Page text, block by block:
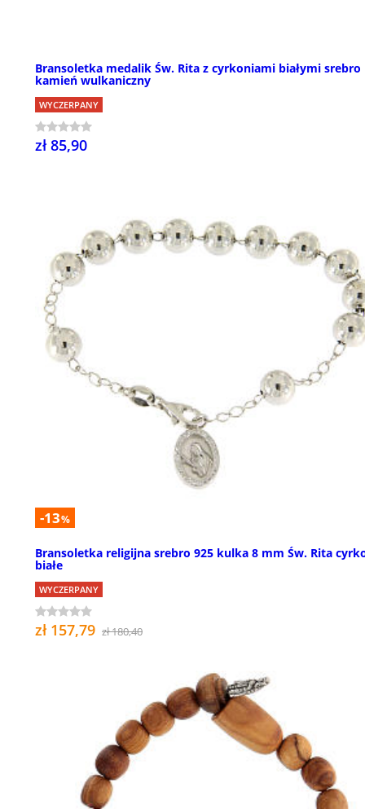
Bransoletka medalik Św. Rita z cyrkoniami białymi srebro
kamień wulkaniczny
WYCZERPANY
zł 85,90
-13%
Bransoletka religijna srebro 925 kulka 8 mm Św. Rita
białe
WYCZERPANY
zł 157,79 zł 180,40